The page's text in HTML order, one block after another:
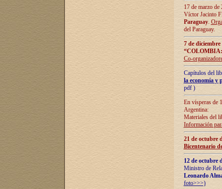
17 de marzo
Víctor Jacinto
Paraguay.
del Paraguay.
7 de
Co-
Capítulos del
la economía y
pdf )
En vísperas de
Argentina:
Materiales del
Información
21 de octubre
Bicentenario
12 de octubre
Ministro de
Leonardo
foto>>>)